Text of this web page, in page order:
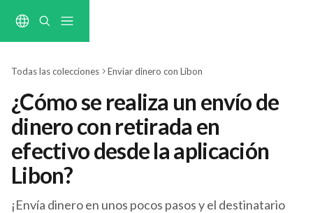
Todas las colecciones Enviar dinero con Libon
¿Cómo se realiza un envío de
dinero con retirada en
efectivo desde la aplicación
Libon?
¡Envía dinero en unos pocos pasos y el destinatario